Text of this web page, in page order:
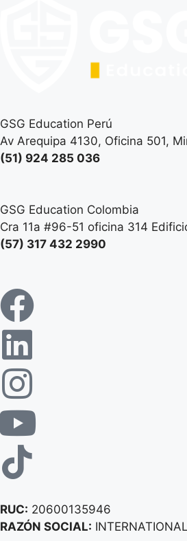
GSG Education Perú
Av Arequipa 4130, Oficina 501,
(51) 924 285 036
GSG Education Colombia
Cra 11a #96-51 oficina 314
(57) 317 432 2990
RUC: 20600135946
RAZÓN SOCIAL: